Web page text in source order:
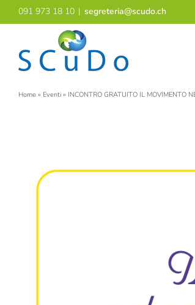
Salta
al
091 973 18 10 | segreteria@scudo.ch
Home » Eventi » INCONTRO GRATUITO IL MOVIMENTO